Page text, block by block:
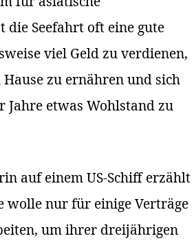
die Seefahrt oft eine gute
viel Geld zu verdienen,
zu ernähren und sich
Jahre etwas Wohlstand zu
auf einem US-Schiff erzählt
wolle nur für einige Verträge
um ihrer dreijährigen